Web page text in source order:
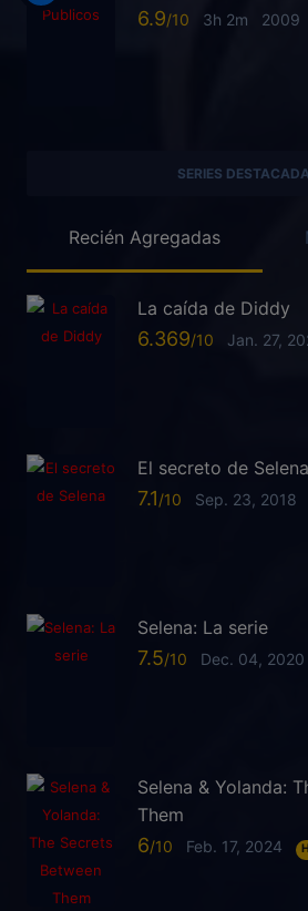
6.9 3h 2m 2009
SERIES
Recién Agregadas
La caída de Diddy
6.369 Jan. 27,
El secreto de Selena
7.1 Sep. 23, 2018
Selena: La serie
7.5 Dec. 04, 2020
Selena & Yolanda:
Them
6 Feb. 17, 2024